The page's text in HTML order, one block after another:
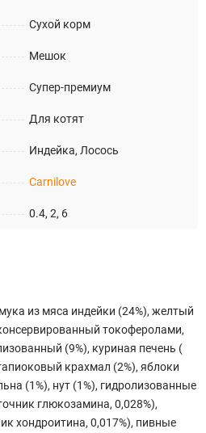
Сухой корм
Мешок
Супер-премиум
Для котят
Индейка, Лосось
Carnilove
0.4, 2, 6
из мяса индейки (24%), желтый
токоферолами,
(9%), куриная печень (
крахмал (2%), яблоки
(1%), нут (1%), гидролизованные
глюкозамина, 0,028%),
хондроитина, 0,017%), пивные